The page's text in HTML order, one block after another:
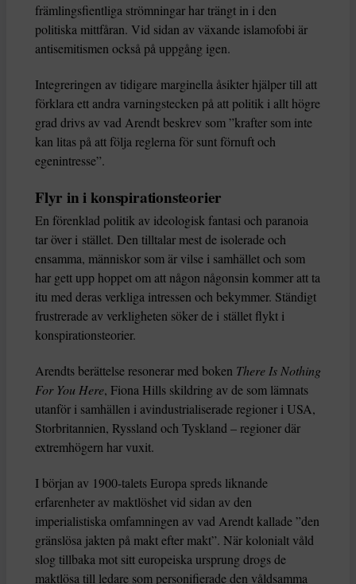
främlingsfientliga strömningar har trängt in i den
politiska mittfåran. Vid sidan av växande islamofobi är
antisemitismen också på uppgång igen.
Integreringen av tidigare marginella åsikter hjälper till att
förklara ett andra varningstecken på att politik i allt högre
grad drivs av vad Arendt beskrev som ”krafter som inte
kan litas på att följa reglerna för sunt förnuft och
egenintresse”.
Flyr in i konspirationsteorier
En förenklad politik av ideologisk fantasi och paranoia
tar över i stället. Den tilltalar mest de isolerade och
ensamma, människor som är vilse i samhället och som
har gett upp hoppet om att någon någonsin kommer att ta
itu med deras verkliga intressen och bekymmer. Ständigt
frustrerade av verkligheten söker de i stället flykt i
konspirationsteorier.
Arendts berättelse resonerar med boken There Is Nothing
For You Here, Fiona Hills skildring av de som lämnats
utanför i samhällen i avindustrialiserade regioner i USA,
Storbritannien, Ryssland och Tyskland – regioner där
extremhögern har vuxit.
I början av 1900-talets Europa spreds liknande
erfarenheter av maktlöshet vid sidan av den
imperialistiska omfamningen av vad Arendt kallade ”den
gränslösa jakten på makt efter makt”. När kolonialt våld
slog tillbaka mot sitt europeiska ursprung drogs de
maktlösa till ledare som personifierade den våldsamma